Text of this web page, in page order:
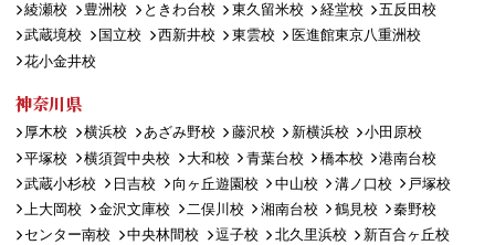
綾瀬校
豊洲校 ときわ台校 東久留米校 経堂校
五反田校
武蔵境校
国立校 西新井校 東雲校
医進館東京八重洲校
花小金井校
神奈川県
厚木校 横浜校 あざみ野校 藤沢校 新横浜校
小田原校
平塚校
横須賀中央校 大和校 青葉台校 橋本校
港南台校
武蔵小杉校
日吉校 向ヶ丘遊園校 中山校 溝ノ口校
戸塚校
上大岡校
金沢文庫校 二俣川校 湘南台校 鶴見校
秦野校
センター南校
中央林間校 逗子校 北久里浜校
新百合ヶ丘校